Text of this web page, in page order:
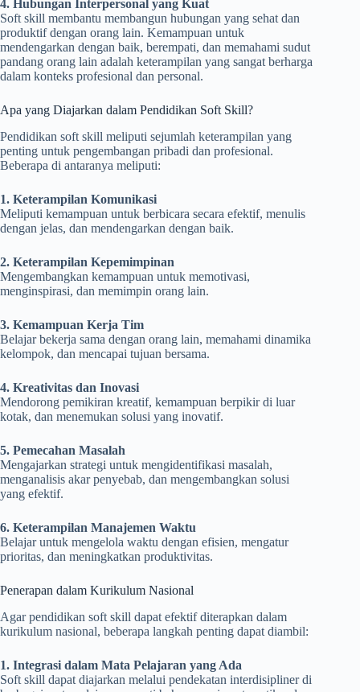
4. Hubungan Interpersonal yang Kuat
Soft skill membantu membangun hubungan yang sehat dan
produktif dengan orang lain. Kemampuan untuk
mendengarkan dengan baik, berempati, dan memahami sudut
pandang orang lain adalah keterampilan yang sangat berharga
dalam konteks profesional dan personal.
Apa yang Diajarkan dalam Pendidikan Soft Skill?
Pendidikan soft skill meliputi sejumlah keterampilan yang
penting untuk pengembangan pribadi dan profesional.
Beberapa di antaranya meliputi:
1. Keterampilan Komunikasi
Meliputi kemampuan untuk berbicara secara efektif, menulis
dengan jelas, dan mendengarkan dengan baik.
2. Keterampilan Kepemimpinan
Mengembangkan kemampuan untuk memotivasi,
menginspirasi, dan memimpin orang lain.
3. Kemampuan Kerja Tim
Belajar bekerja sama dengan orang lain, memahami dinamika
kelompok, dan mencapai tujuan bersama.
4. Kreativitas dan Inovasi
Mendorong pemikiran kreatif, kemampuan berpikir di luar
kotak, dan menemukan solusi yang inovatif.
5. Pemecahan Masalah
Mengajarkan strategi untuk mengidentifikasi masalah,
menganalisis akar penyebab, dan mengembangkan solusi
yang efektif.
6. Keterampilan Manajemen Waktu
Belajar untuk mengelola waktu dengan efisien, mengatur
prioritas, dan meningkatkan produktivitas.
Penerapan dalam Kurikulum Nasional
Agar pendidikan soft skill dapat efektif diterapkan dalam
kurikulum nasional, beberapa langkah penting dapat diambil:
1. Integrasi dalam Mata Pelajaran yang Ada
Soft skill dapat diajarkan melalui pendekatan interdisipliner di